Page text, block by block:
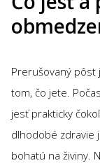
Prerušovaný
tom, čo jete.
jesť prakticky
dlhodobé zdravie
bohatú na živiny.